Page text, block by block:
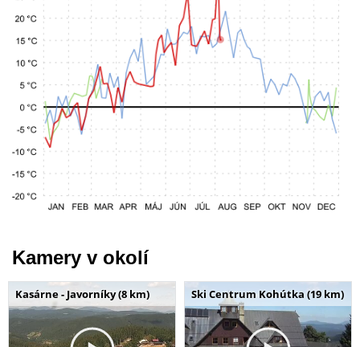
Kamery v okolí
Kasárne - Javorníky (8 km) Ski Centrum Kohútka (19 km)